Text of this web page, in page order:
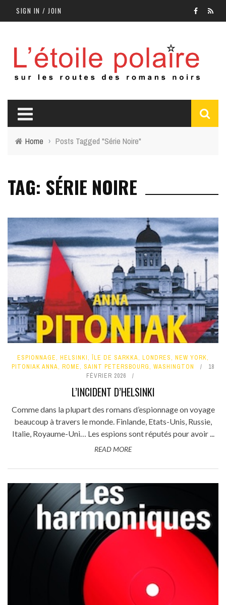
SIGN IN / JOIN
Home › Posts Tagged "Série Noire"
TAG: SÉRIE NOIRE
ESPIONNAGE, HELSINKI, ÎLE DE SARKKA, LONDRES, NEW YORK,
PITONIAK ANNA, ROME, SAINT PETERSBOURG, WASHINGTON
18
FÉVRIER 2026
L’INCIDENT D’HELSINKI
Comme dans la plupart des romans d’espionnage on voyage
beaucoup à travers le monde. Finlande, Etats-Unis, Russie,
Italie, Royaume-Uni… Les espions sont réputés pour avoir ...
READ MORE